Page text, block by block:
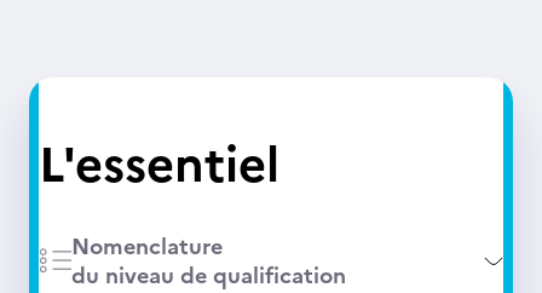
L'essentiel
Nomenclature
du niveau de qualification